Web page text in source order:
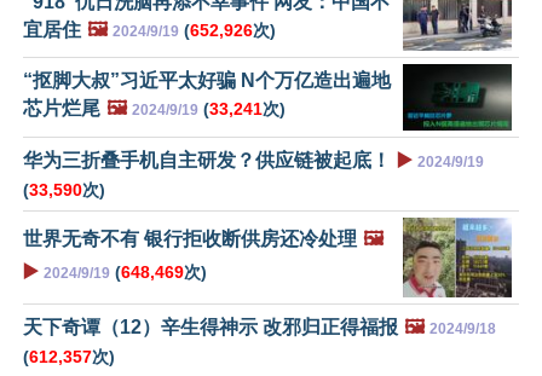
宜居住 🖼️ 2024/9/19 (652,926次)
“抠脚大叔”习近平太好骗 N个万亿造出遍地
芯片烂尾 🖼️ 2024/9/19 (33,241次)
华为三折叠手机自主研发？供应链被起底！ ▶️ 2024/9/19
(33,590次)
世界无奇不有 银行拒收断供房还冷处理 🖼️
▶️ 2024/9/19 (648,469次)
天下奇谭（12）辛生得神示 改邪归正得福报 🖼️ 2024/9/18
(612,357次)